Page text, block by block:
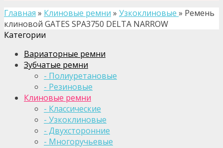
Главная » Клиновые ремни » Узкоклиновые » Ремень
клиновой GATES SPA3750 DELTA NARROW
Категории
Вариаторные ремни
Зубчатые ремни
- Полиуретановые
- Резиновые
Клиновые ремни
- Классические
- Узкоклиновые
- Двухсторонние
- Многоручьевые